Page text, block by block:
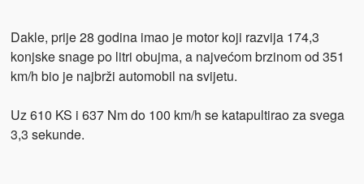
Dakle, prije 28 godina imao je motor koji razvija 174,3
konjske snage po litri obujma, a najvećom brzinom od 351
km/h bio je najbrži automobil na svijetu.
Uz 610 KS i 637 Nm do 100 km/h se katapultirao za svega
3,3 sekunde.